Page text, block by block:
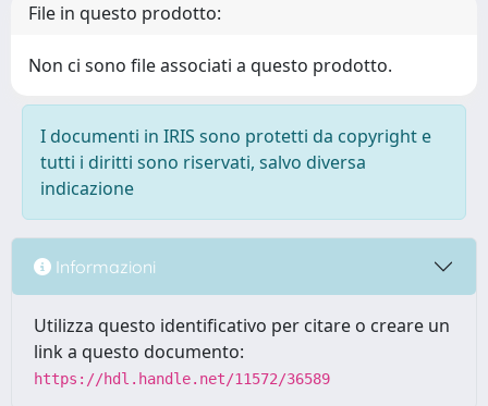
File in questo prodotto:
Non ci sono file associati a questo prodotto.
I documenti in IRIS sono protetti da copyright e
tutti i diritti sono riservati, salvo diversa
indicazione
Informazioni
Utilizza questo identificativo per citare o creare un
link a questo documento:
https://hdl.handle.net/11572/36589